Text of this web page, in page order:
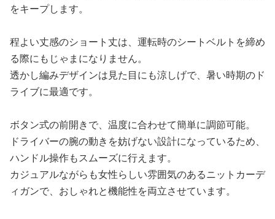
をキープします。
程よい丈感のショート丈は、運転時のシートベルトを締め
る際にもじゃまになりません。
透かし編みデザインは見た目にも涼しげで、暑い時期のド
ライブに最適です。
ボタン式の前開きで、温度に合わせて簡単に調節可能。
ドライバーの腕の動きを妨げない設計になっているため、
ハンドル操作もスムーズに行えます。
カジュアルながらも女性らしい雰囲気のあるニットカーデ
ィガンで、おしゃれと機能性を両立させています。